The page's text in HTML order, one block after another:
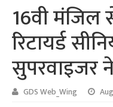
16वी मंजिल
रिटायर्ड
सुपरवाइजर
GDS Web_Wing